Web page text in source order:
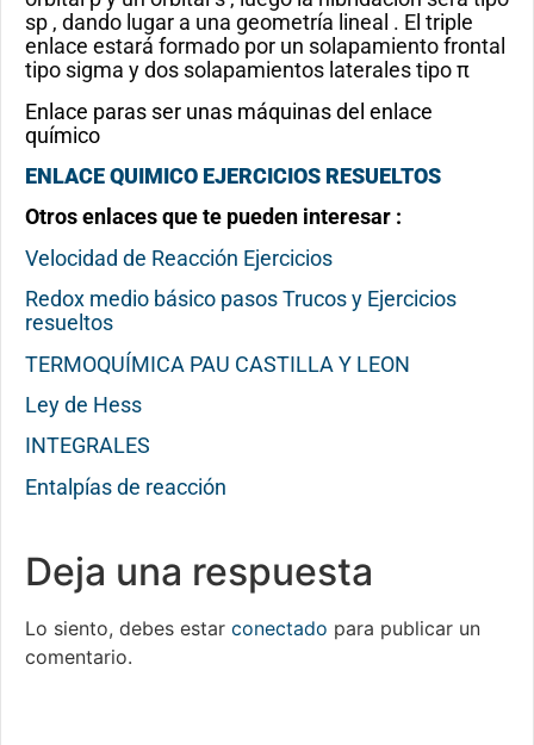
sp , dando lugar a una geometría lineal . El triple
enlace estará formado por un solapamiento frontal
tipo sigma y dos solapamientos laterales tipo π
Enlace paras ser unas máquinas del enlace
químico
ENLACE QUIMICO EJERCICIOS RESUELTOS
Otros enlaces que te pueden interesar :
Velocidad de Reacción Ejercicios
Redox medio básico pasos Trucos y Ejercicios
resueltos
TERMOQUÍMICA PAU CASTILLA Y LEON
Ley de Hess
INTEGRALES
Entalpías de reacción
Deja una respuesta
Lo siento, debes estar conectado para publicar un
comentario.